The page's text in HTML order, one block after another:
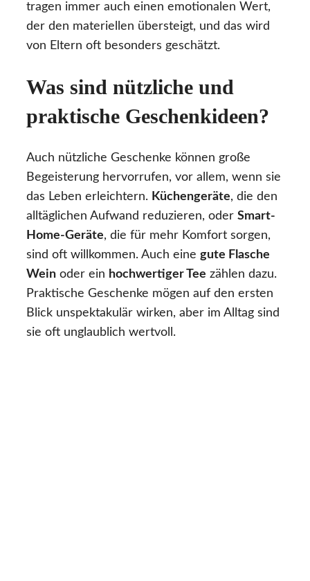
tragen immer auch einen emotionalen Wert,
der den materiellen übersteigt, und das wird
von Eltern oft besonders geschätzt.
Was sind nützliche und
praktische Geschenkideen?
Auch nützliche Geschenke können große
Begeisterung hervorrufen, vor allem, wenn sie
das Leben erleichtern. Küchengeräte, die den
alltäglichen Aufwand reduzieren, oder Smart-
Home-Geräte, die für mehr Komfort sorgen,
sind oft willkommen. Auch eine gute Flasche
Wein oder ein hochwertiger Tee zählen dazu.
Praktische Geschenke mögen auf den ersten
Blick unspektakulär wirken, aber im Alltag sind
sie oft unglaublich wertvoll.